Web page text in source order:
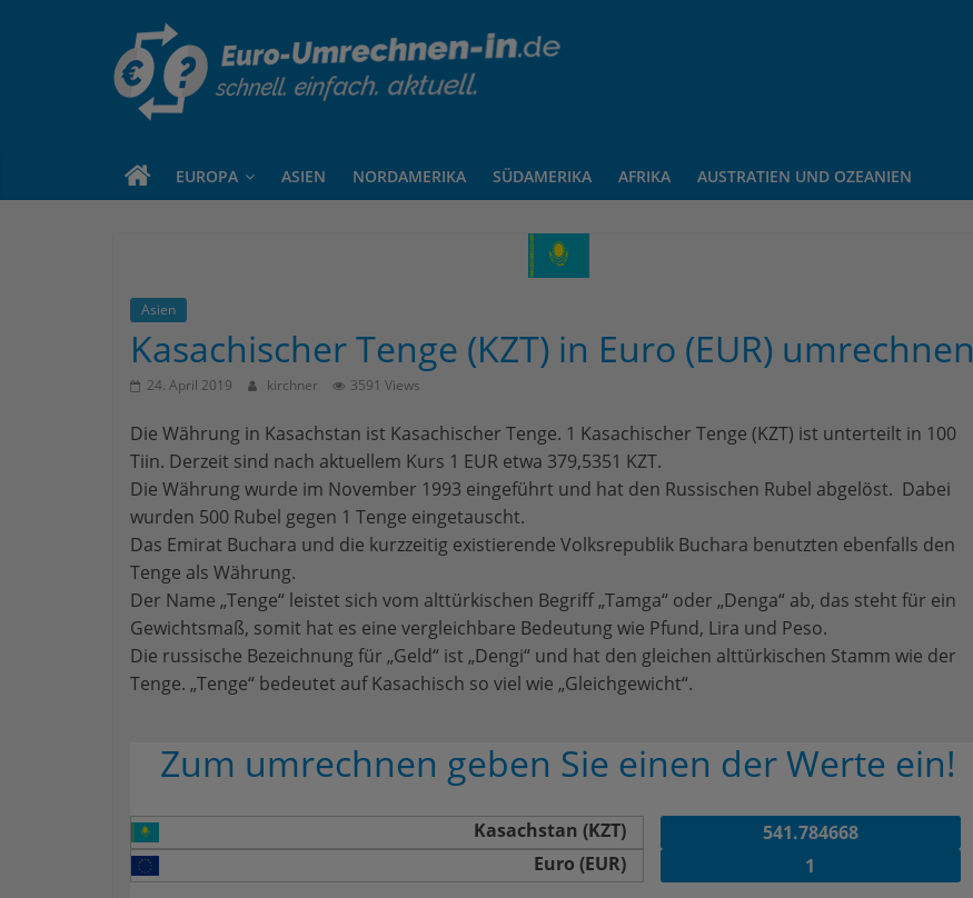
euro-
umrechnen-
in.de
weitere
WordPress-
Website
EUROPA ASIEN NORDAMERIKA SÜDAMERIKA AFRIKA AUSTRATIEN UND OZEANIEN
Asien
Kasachischer Tenge (KZT) in Euro (EUR) umrechnen
24. April 2019 kirchner 3591 Views
Die Währung in Kasachstan ist Kasachischer Tenge. 1 Kasachischer Tenge (KZT) ist unterteilt in 100
Tiin. Derzeit sind nach aktuellem Kurs 1 EUR etwa 379,5351 KZT.
Die Währung wurde im November 1993 eingeführt und hat den Russischen Rubel abgelöst. Dabei
wurden 500 Rubel gegen 1 Tenge eingetauscht.
Das Emirat Buchara und die kurzzeitig existierende Volksrepublik Buchara benutzten ebenfalls den
Tenge als Währung.
Der Name „Tenge“ leistet sich vom alttürkischen Begriff „Tamga“ oder „Denga“ ab, das steht für ein
Gewichtsmaß, somit hat es eine vergleichbare Bedeutung wie Pfund, Lira und Peso.
Die russische Bezeichnung für „Geld“ ist „Dengi“ und hat den gleichen alttürkischen Stamm wie der
Tenge. „Tenge“ bedeutet auf Kasachisch so viel wie „Gleichgewicht“.
Zum umrechnen geben Sie einen der Werte ein!
Kasachstan (KZT)
Euro (EUR)